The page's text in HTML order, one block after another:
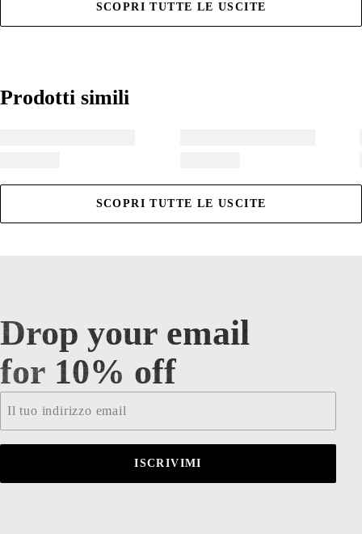
SCOPRI TUTTE LE USCITE
Prodotti simili
Prodotti simili
SCOPRI TUTTE LE USCITE
Drop your email for 10% off
Drop your email
for 10% off
ISCRIVIMI